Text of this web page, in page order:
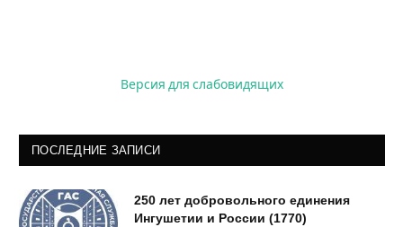
Версия для слабовидящих
ПОСЛЕДНИЕ ЗАПИСИ
250 лет добровольного единения
Ингушетии и России (1770)